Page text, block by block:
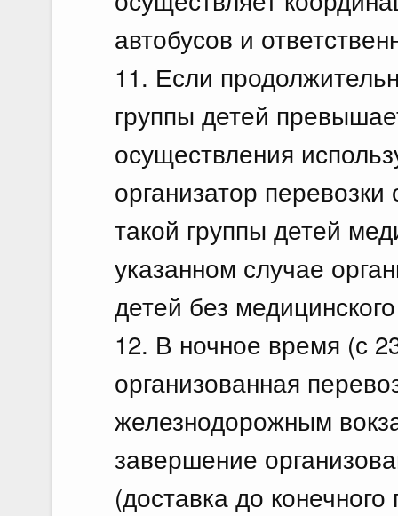
автобусов и
11. Если
группы детей
осуществления
организатор
такой группы детей
указанном случае
детей без
12. В ночное время (с
организованная
железнодорожным
завершение
(доставка до